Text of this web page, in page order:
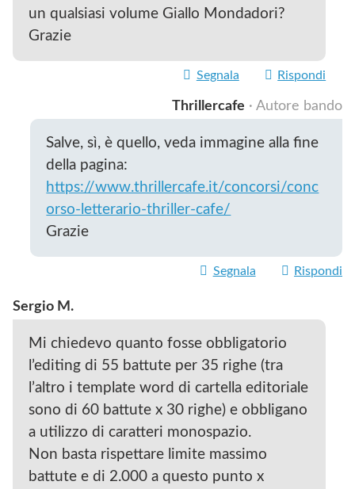
un qualsiasi volume Giallo Mondadori?
Grazie
Segnala Rispondi
Thrillercafe · Autore bando
Salve, sì, è quello, veda immagine alla fine
della pagina:
https://www.thrillercafe.it/concorsi/conc
orso-letterario-thriller-cafe/
Grazie
Segnala Rispondi
Sergio M.
Mi chiedevo quanto fosse obbligatorio
l’editing di 55 battute per 35 righe (tra
l’altro i template word di cartella editoriale
sono di 60 battute x 30 righe) e obbligano
a utilizzo di caratteri monospazio.
Non basta rispettare limite massimo
battute e di 2.000 a questo punto x